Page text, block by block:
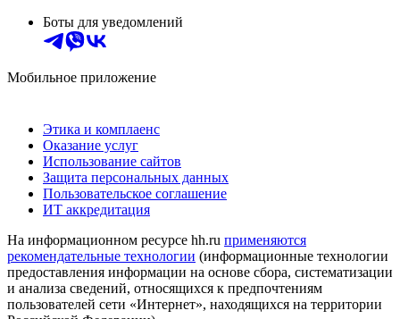
Боты для уведомлений
Мобильное приложение
Этика и комплаенс
Оказание услуг
Использование сайтов
Защита персональных данных
Пользовательское соглашение
ИТ аккредитация
На информационном ресурсе hh.ru применяются
рекомендательные технологии (информационные технологии
предоставления информации на основе сбора, систематизации
и анализа сведений, относящихся к предпочтениям
пользователей сети «Интернет», находящихся на территории